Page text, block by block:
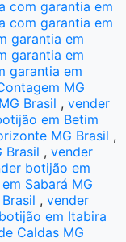
com garantia em
com garantia em
garantia em
garantia em
garantia em
MG
Brasil ,vender
em Betim
MG Brasil ,
Brasil ,vender
botijão em
Sabará MG
,vender
em Itabira
Caldas MG